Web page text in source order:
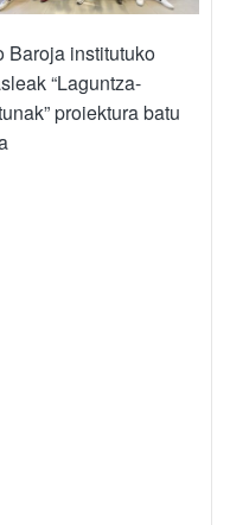
Baroja institutuko
“Laguntza-
proiektura batu